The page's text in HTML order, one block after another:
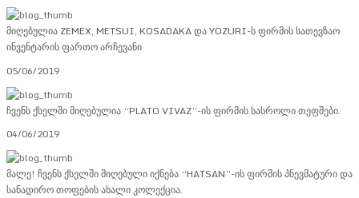
მიღებულია ZEMEX, METSUI, KOSADAKA და YOZURI-ს ფირმის სათევზაო
ინვენტარის ფართო არჩევანი
05/06/2019
ჩვენს ქსელში მიღებულია “PLATO VIVAZ”-ის ფირმის სასროლი თეფშები.
04/06/2019
მალე! ჩვენს ქსელში მიღებული იქნება “HATSAN”-ის ფირმის პნევმატური და
სანადირო თოფების ახალი კოლექცია.